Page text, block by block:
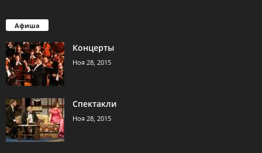
Афиша
Концерты
Ноя 28, 2015
Спектакли
Ноя 28, 2015